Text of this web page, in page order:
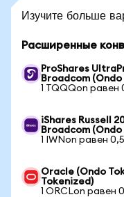
Изучите больше
Расширенные
ProShares
Broadcom
1 TQQQon равен
iShares Russell
Broadcom
1 IWNon равен
Oracle (Ondo
Tokenized)
1 ORCLon равен